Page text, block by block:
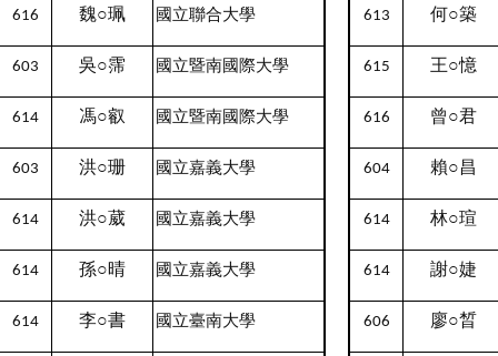
616 魏○珮 國立聯合大學 613 何○築
603 吳○霈 國立暨南國際大學 615 王○憶
614 馮○叡 國立暨南國際大學 616 曾○君
603 洪○珊 國立嘉義大學 604 賴○昌
614 洪○葳 國立嘉義大學 614 林○瑄
614 孫○晴 國立嘉義大學 614 謝○婕
614 李○書 國立臺南大學 606 廖○晳